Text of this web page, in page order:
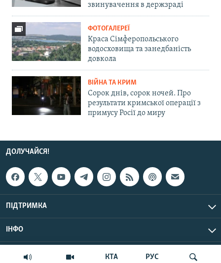
КТА РУС
звинувачення в держзраді
ФОТОГАЛЕРЕЇ
Краса Сімферопольського
водосховища та занедбаність
довкола
ВІЙНА ТА КРИМ
Сорок днів, сорок ночей. Про
результати кримської операції з
примусу Росії до миру
ДОЛУЧАЙСЯ!
ПІДТРИМКА
ІНФО
© Крим.Реалії, 2026 | Усі права застережено.